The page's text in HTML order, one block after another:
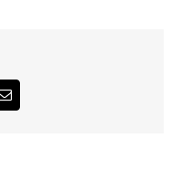
Correo
electrónico